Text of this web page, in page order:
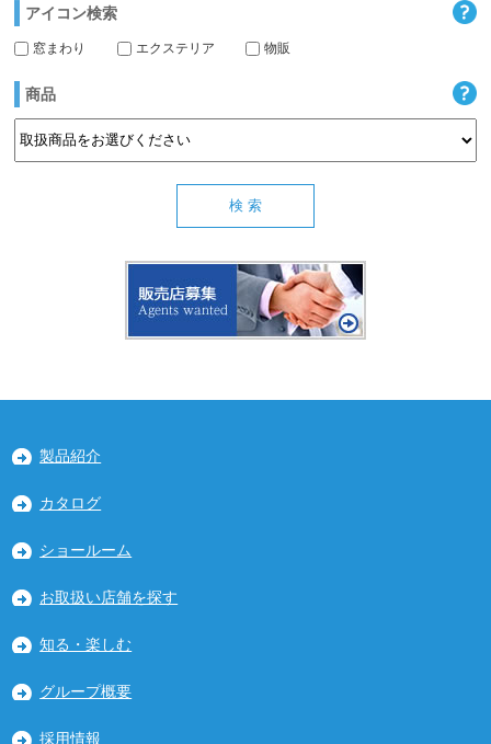
アイコン検索
窓まわり エクステリア 物販
商品
製品紹介
カタログ
ショールーム
お取扱い店舗を探す
知る・楽しむ
グループ概要
採用情報